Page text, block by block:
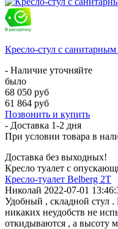
Кресло-стул с
- Наличие уточняйте
было
68 050 руб
61 864 руб
Позвонить и купить
- Доставка 1-2 дня
При условии товара в
Доставка без выходных!
Кресло туалет с
Кресло-туалет Belberg 2T
Николай 2022-07-01
Удобный , складной стул
никаких неудобств не
откидываются , а высоту